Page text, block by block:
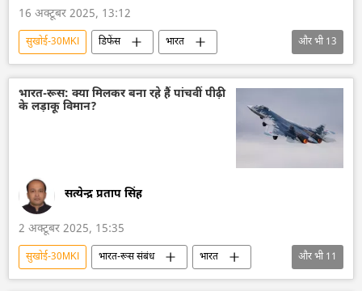
16 अक्टूबर 2025, 13:12
सुखोई-30MKI डिफेंस
भारत
भारत के रक्षा मंत्री
रूस
पाकिस्तान
फिलीपींस
वियतनाम
ब्राज़ील
ब्रह्मोस
और भी13
भारत-रूस: क्या मिलकर बना रहे हैं पांचवीं पीढ़ी
के लड़ाकू विमान?
सत्येन्द्र प्रताप सिंह
2 अक्टूबर 2025, 15:35
सुखोई-30MKI भारत-रूस संबंध
भारत
भारत का विकास
आत्मनिर्भर भारत
रूस
और भी11